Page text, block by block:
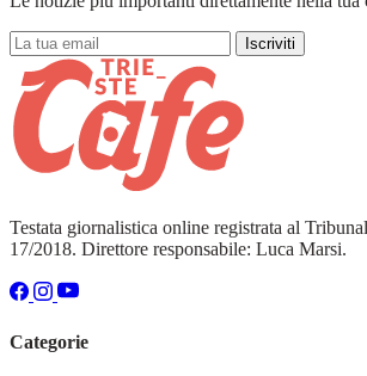
Iscriviti
Testata giornalistica online registrata al
17/2018. Direttore responsabile: Luca Marsi.
Categorie